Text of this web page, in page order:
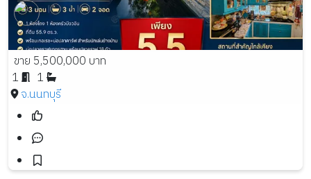
ขาย 5,500,000 บาท
1
1
จ.นนทบุรี